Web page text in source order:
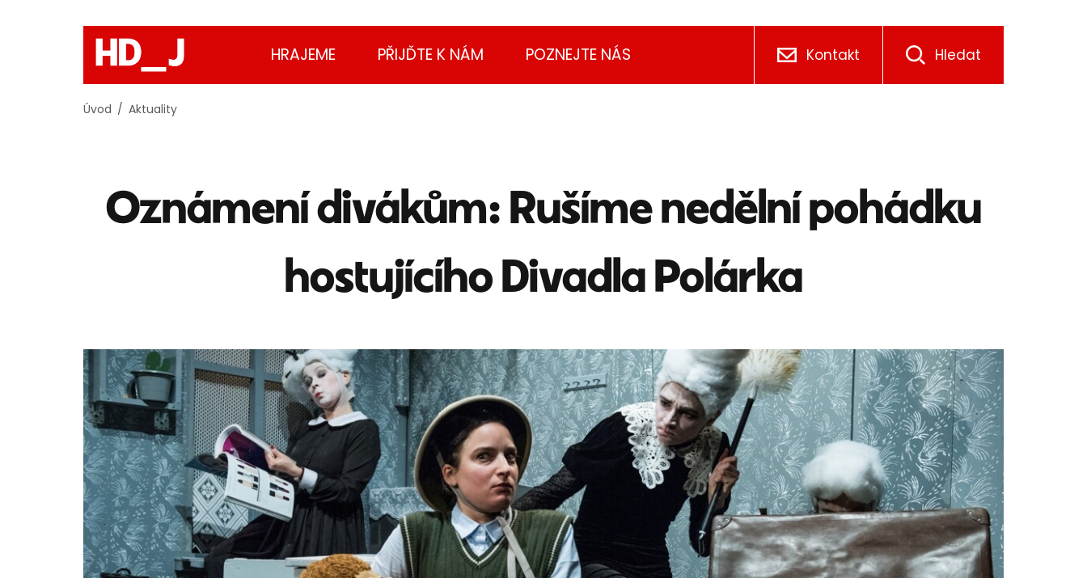
HRAJEME PŘIJĎTE K NÁM POZNEJTE NÁS Kontakt Hledat
Úvod Aktuality
Oznámení divákům: Rušíme nedělní pohádku
hostujícího Divadla Polárka